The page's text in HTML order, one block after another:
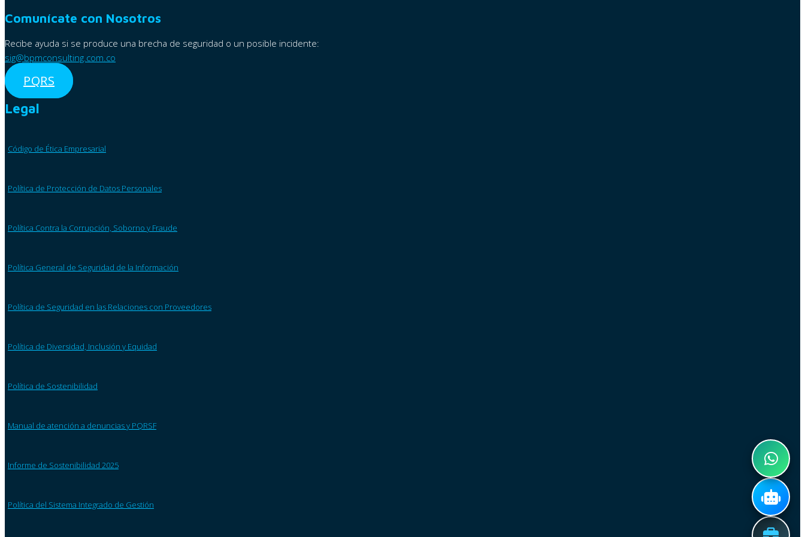
Comunícate con Nosotros
Recibe ayuda si se produce una brecha de seguridad o un posible incidente:
sig@bpmconsulting.com.co
PQRS
Legal
Código de Ética Empresarial
Política de Protección de Datos Personales
Política Contra la Corrupción, Soborno y Fraude
Política General de Seguridad de la Información
Política de Seguridad en las Relaciones con Proveedores
Política de Diversidad, Inclusión y Equidad
Política de Sostenibilidad
Manual de atención a denuncias y PQRSF
Informe de Sostenibilidad 2025
Política del Sistema Integrado de Gestión